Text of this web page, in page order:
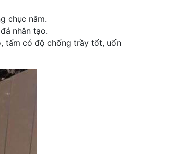
chục năm.
nhân tạo.
tấm có độ chống trầy tốt, uốn